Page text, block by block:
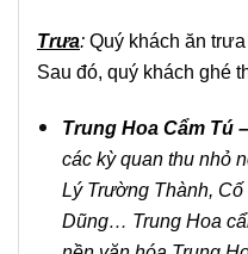
Trưa: Quý khách ăn
Sau đó, quý khách ghé
Trung Hoa Cẩm Tú
các kỳ quan thu nhỏ
Lý Trường Thành,
Dũng… Trung Hoa